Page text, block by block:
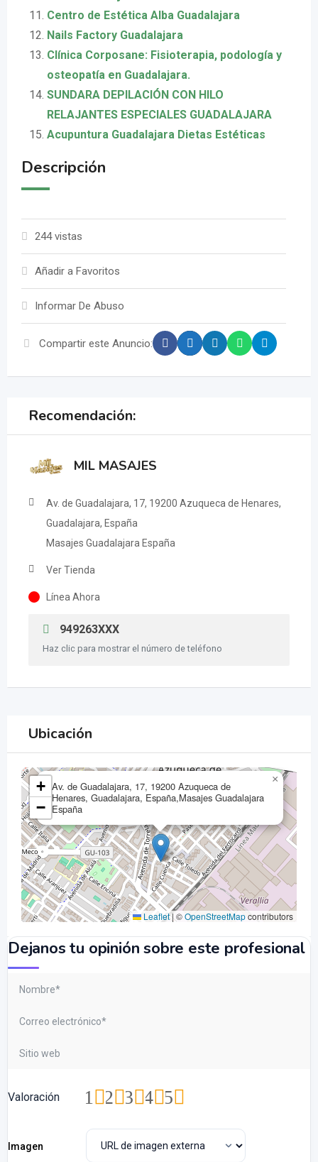
Centro de Estética Alba Guadalajara
Nails Factory Guadalajara
Clínica Corposane: Fisioterapia, podología y
osteopatía en Guadalajara.
SUNDARA DEPILACIÓN CON HILO
RELAJANTES ESPECIALES GUADALAJARA
Acupuntura Guadalajara Dietas Estéticas
Descripción
244 vistas
Añadir a Favoritos
Informar De Abuso
Compartir este Anuncio:
Recomendación:
MIL MASAJES
Av. de Guadalajara, 17, 19200 Azuqueca de Henares,
Guadalajara, España
Masajes Guadalajara España
Ver Tienda
Línea Ahora
949263XXX
Haz clic para mostrar el número de teléfono
Ubicación
Av. de Guadalajara, 17, 19200 Azuqueca de
Henares, Guadalajara, España,Masajes Guadalajara
España
×
+
−
Leaflet|©OpenStreetMapcontributors
Dejanos tu opinión sobre este profesional
Valoración 5
4
3
2
1
Imagen